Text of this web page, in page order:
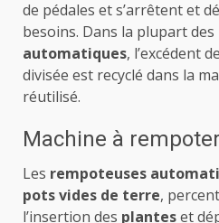
de pédales et s’arrêtent et
besoins. Dans la plupart des
automatiques, l’excédent de
divisée est recyclé dans la
réutilisé.
Machine à
Les rempoteuses
pots vides de terre,
l’insertion des planteset